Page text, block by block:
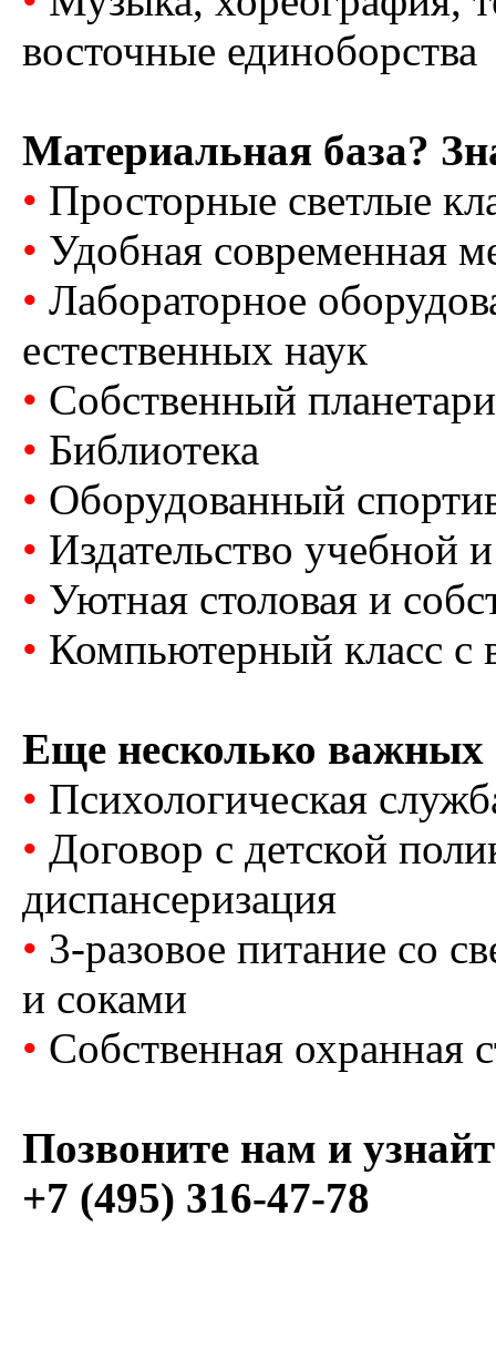
восточные единоборства
Материальная база?
• Просторные светлые
• Удобная современная
• Лабораторное
естественных наук
• Собственный
• Библиотека
• Оборудованный
• Издательство учебной
• Уютная столовая и
• Компьютерный класс с
Еще несколько
• Психологическая
• Договор с детской
диспансеризация
• 3-разовое питание со
и соками
• Собственная охранная
Позвоните нам и
+7 (495) 316-47-78